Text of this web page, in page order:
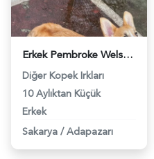
Erkek Pembroke Welsh Corgi için eş - 118982439
Diğer Kopek Irkları
10 Aylıktan Küçük
Erkek
Sakarya / Adapazarı